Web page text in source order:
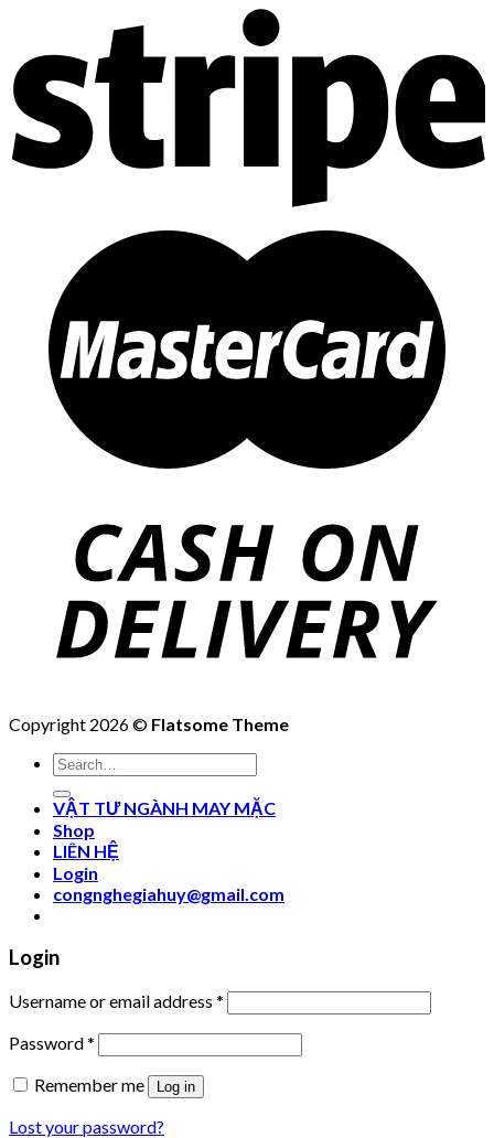
Copyright 2026 © Flatsome Theme
Search
for:
VẬT TƯ NGÀNH MAY MẶC
Shop
LIÊN HỆ
Login
congnghegiahuy@gmail.com
Login
Username or email address *
Password*
Remember me
Log in
Lost your password?